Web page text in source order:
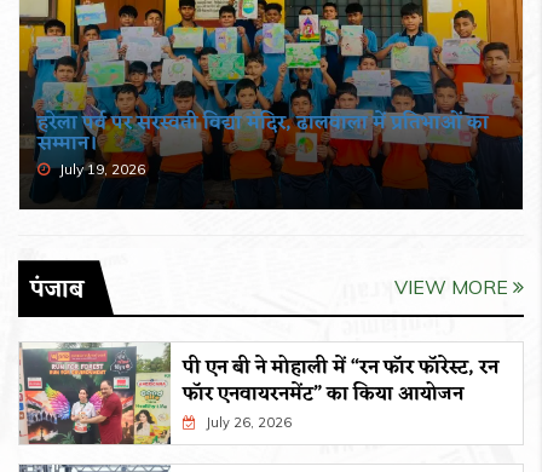
हरेला पर्व पर सरस्वती विद्या मंदिर, ढालवाला में प्रतिभाओं का
सम्मान।
July 19, 2026
पंजाब VIEW MORE
पी एन बी ने मोहाली में “रन फॉर फॉरेस्ट, रन
फॉर एनवायरनमेंट” का किया आयोजन
July 26, 2026